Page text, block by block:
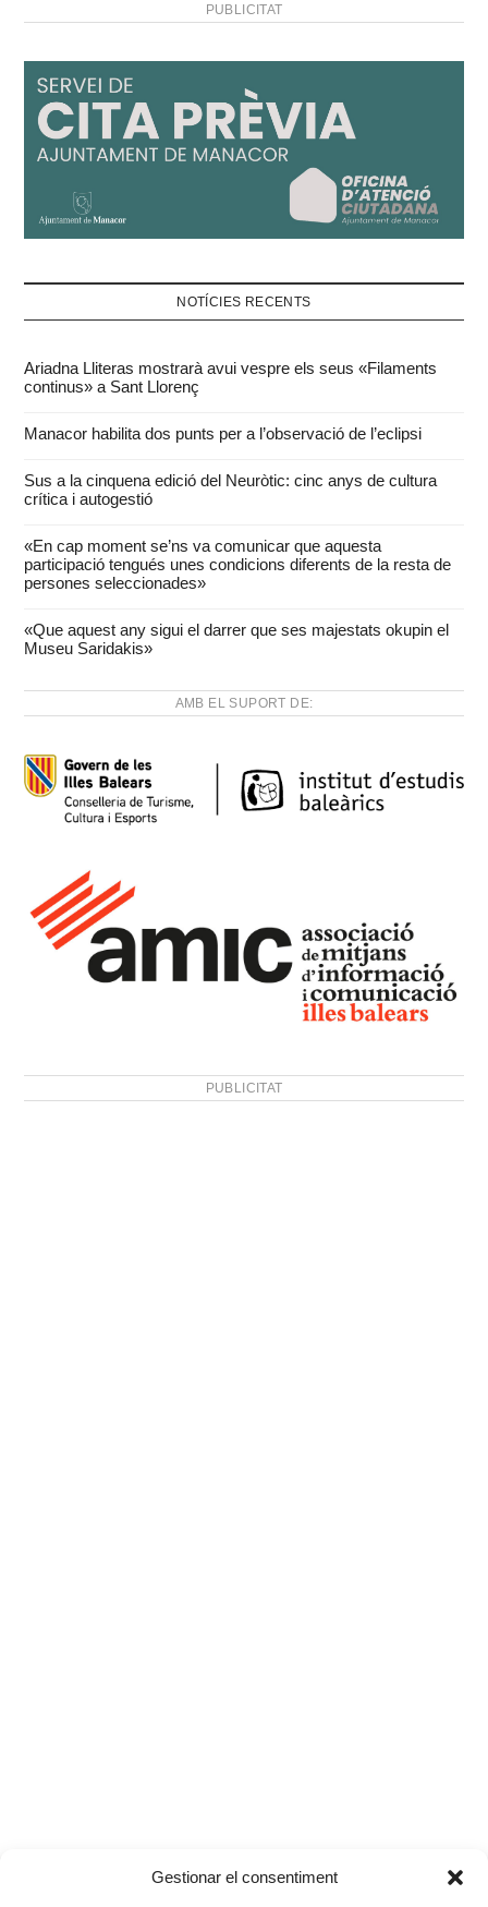
Gestionar el consentiment
PUBLICITAT
NOTÍCIES RECENTS
Ariadna Lliteras mostrarà avui vespre els seus «Filaments
continus» a Sant Llorenç
Manacor habilita dos punts per a l’observació de l’eclipsi
Sus a la cinquena edició del Neuròtic: cinc anys de cultura
crítica i autogestió
«En cap moment se’ns va comunicar que aquesta
participació tengués unes condicions diferents de la resta de
persones seleccionades»
«Que aquest any sigui el darrer que ses majestats okupin el
Museu Saridakis»
AMB EL SUPORT DE:
PUBLICITAT